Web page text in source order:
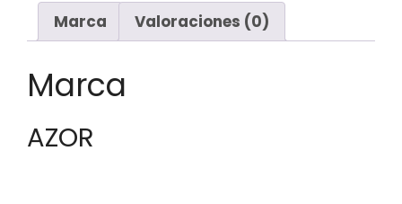
Marca Valoraciones (0)
Marca
AZOR